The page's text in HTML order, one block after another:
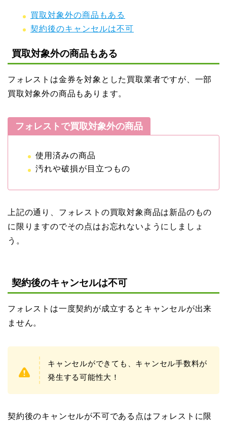
買取対象外の商品もある
契約後のキャンセルは不可
買取対象外の商品もある
フォレストは金券を対象とした買取業者ですが、一部
買取対象外の商品もあります。
フォレストで買取対象外の商品
使用済みの商品
汚れや破損が目立つもの
上記の通り、フォレストの買取対象商品は新品のもの
に限りますのでその点はお忘れないようにしましょ
う。
契約後のキャンセルは不可
フォレストは一度契約が成立するとキャンセルが出来
ません。
キャンセルができても、キャンセル手数料が
発生する可能性大！
契約後のキャンセルが不可である点はフォレストに限